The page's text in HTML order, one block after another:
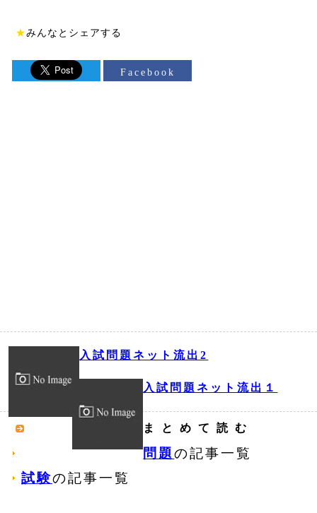
★みんなとシェアする
Facebook
入試問題ネット流出2
入試問題ネット流出１
まとめて読む
問題の記事一覧
試験の記事一覧